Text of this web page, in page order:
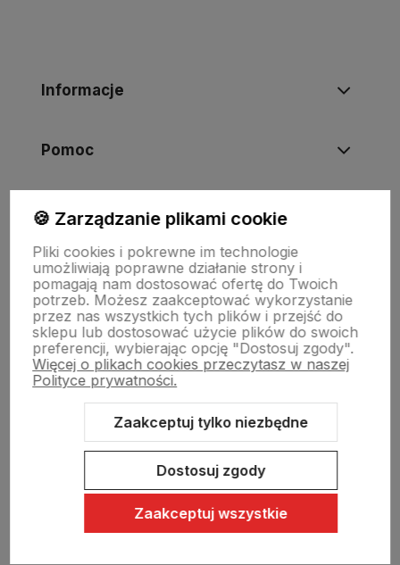
Informacje
Pomoc
Moje konto
Swiat Edibutik
Sklep internetowy Shoper Premium
Szablon Shoper Modern 3.0™
🍪 Zarządzanie plikami cookie
Pliki cookies i pokrewne im technologie
umożliwiają poprawne działanie strony i
pomagają nam dostosować ofertę do Twoich
potrzeb. Możesz zaakceptować wykorzystanie
przez nas wszystkich tych plików i przejść do
sklepu lub dostosować użycie plików do swoich
preferencji, wybierając opcję "Dostosuj zgody".
Więcej o plikach cookies przeczytasz w naszej
Polityce prywatności.
Zaakceptuj tylko niezbędne
Dostosuj zgody
Zaakceptuj wszystkie